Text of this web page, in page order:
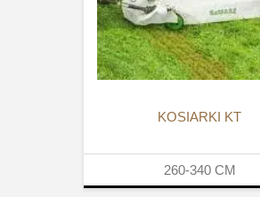
KOSIARKI KT
260-340 CM